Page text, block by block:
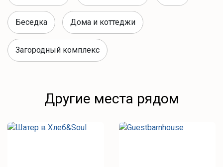
Беседка Дома и коттеджи
Загородный комплекс
Другие места рядом